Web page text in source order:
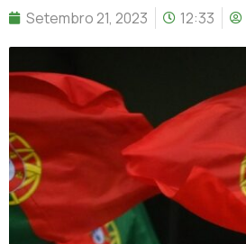
Setembro 21, 2023 12:33